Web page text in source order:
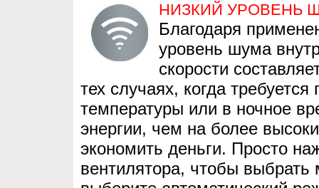
НИЗКИЙ УРОВЕНЬ
Благодаря
уровень шума
скорости
тех случаях, когда
температуры или в ночное
энергии, чем на более
экономить деньги. Просто
вентилятора, чтобы